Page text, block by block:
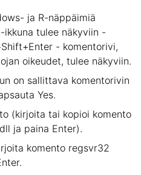
ja R-näppäimiä
ikkuna tulee näkyviin -
- komentorivi,
oikeudet, tulee näkyviin.
on sallittava komentorivin
Yes.
(kirjoita tai kopioi komento
ja paina Enter).
komento regsvr32